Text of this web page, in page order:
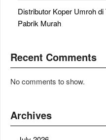
Distributor Koper Umroh
Pabrik Murah
Recent Comments
No comments to show.
Archives